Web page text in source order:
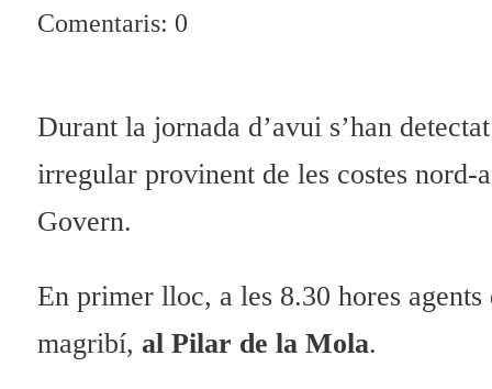
Comentaris: 0
Durant la jornada d’avui s’han
irregular provinent de les costes nord-
Govern.
En primer lloc, a les 8.30 hores
magribí, al Pilar de la Mola.